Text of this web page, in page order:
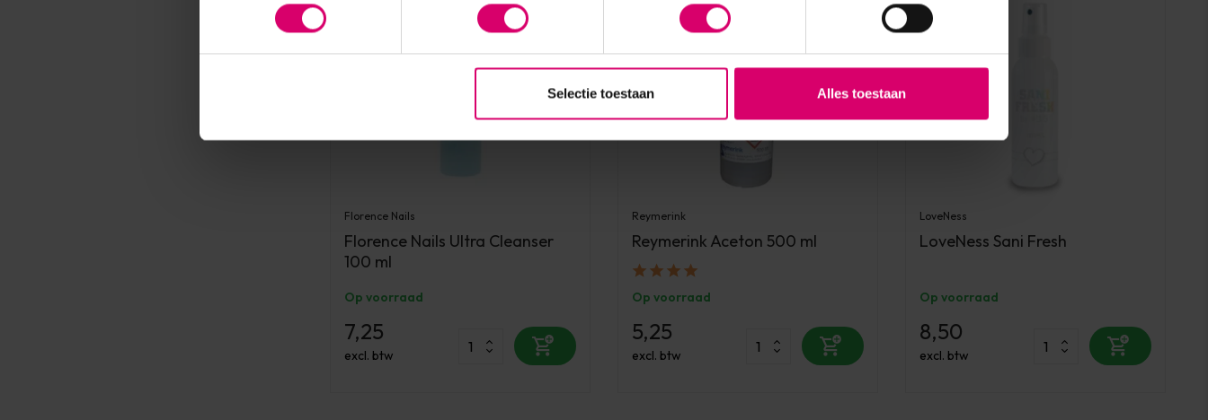
Selectie toestaan Alles toestaan
Florence Nails
Florence Nails Ultra Cleanser
100 ml
Op voorraad
7,25
excl. btw
Reymerink
Reymerink Aceton 500 ml
Op voorraad
5,25
excl. btw
LoveNess
LoveNess Sani Fresh
Op voorraad
8,50
excl. btw